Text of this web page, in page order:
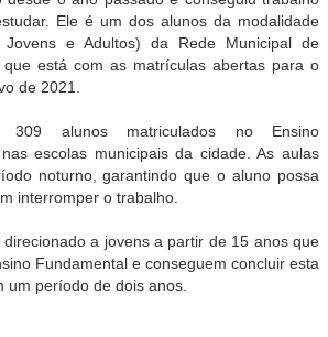
Ele é um dos alunos da modalidade
Jovens e Adultos) da Rede Municipal de
que está com as matrículas abertas para o
de 2021.
309 alunos matriculados no Ensino
escolas municipais da cidade. As aulas
noturno, garantindo que o aluno possa
interromper o trabalho.
a jovens a partir de 15 anos que
Fundamental e conseguem concluir esta
um período de dois anos.